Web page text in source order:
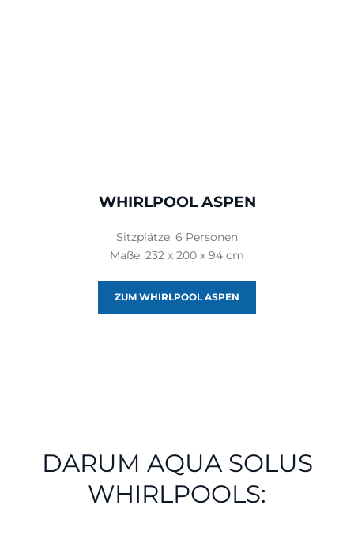
WHIRLPOOL ASPEN
Sitzplätze: 6 Personen
Maße: 232 x 200 x 94 cm
ZUM WHIRLPOOL ASPEN
DARUM AQUA SOLUS
WHIRLPOOLS: